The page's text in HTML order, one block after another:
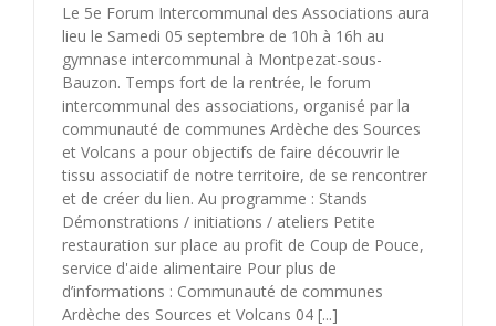
Le 5e Forum Intercommunal des Associations aura
lieu le Samedi 05 septembre de 10h à 16h au
gymnase intercommunal à Montpezat-sous-
Bauzon. Temps fort de la rentrée, le forum
intercommunal des associations, organisé par la
communauté de communes Ardèche des Sources
et Volcans a pour objectifs de faire découvrir le
tissu associatif de notre territoire, de se rencontrer
et de créer du lien. Au programme : Stands
Démonstrations / initiations / ateliers Petite
restauration sur place au profit de Coup de Pouce,
service d'aide alimentaire Pour plus de
d’informations : Communauté de communes
Ardèche des Sources et Volcans 04 [...]